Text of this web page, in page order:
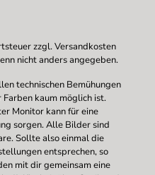
zzgl.Versandkosten
nicht anders angegeben.
technischen Bemühungen
kaum möglich ist.
Monitor kann für eine
sorgen. Alle Bilder sind
Sollte also einmal die
entsprechen, so
mit dir gemeinsam eine